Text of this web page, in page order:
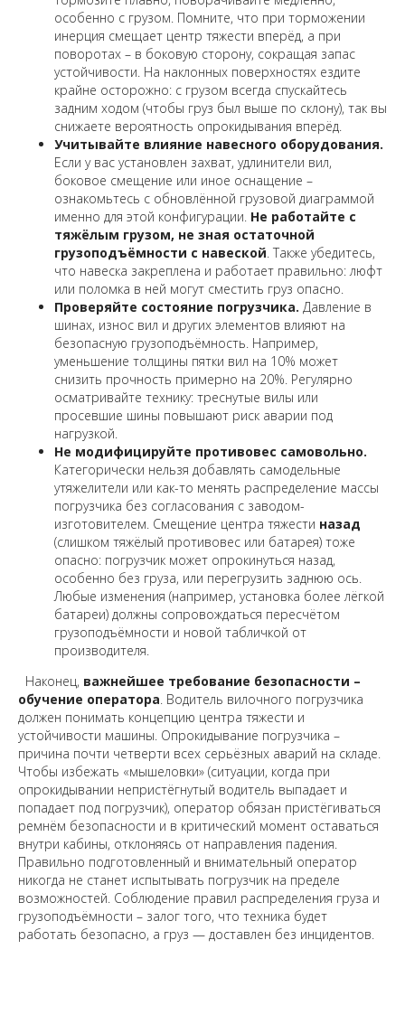
особенно с грузом. Помните, что при торможении
инерция смещает центр тяжести вперёд, а при
поворотах – в боковую сторону, сокращая запас
устойчивости. На наклонных поверхностях ездите
крайне осторожно: с грузом всегда спускайтесь
задним ходом (чтобы груз был выше по склону), так вы
снижаете вероятность опрокидывания вперёд.
Учитывайте влияние навесного оборудования.
Если у вас установлен захват, удлинители вил,
боковое смещение или иное оснащение –
ознакомьтесь с обновлённой грузовой диаграммой
именно для этой конфигурации. Не работайте с
тяжёлым грузом, не зная остаточной
грузоподъёмности с навеской . Также убедитесь,
что навеска закреплена и работает правильно: люфт
или поломка в ней могут сместить груз опасно.
Проверяйте состояние погрузчика. Давление в
шинах, износ вил и других элементов влияют на
безопасную грузоподъёмность. Например,
уменьшение толщины пятки вил на 10% может
снизить прочность примерно на 20%. Регулярно
осматривайте технику: треснутые вилы или
просевшие шины повышают риск аварии под
нагрузкой.
Не модифицируйте противовес самовольно.
Категорически нельзя добавлять самодельные
утяжелители или как-то менять распределение массы
погрузчика без согласования с заводом-
изготовителем. Смещение центра тяжести назад
(слишком тяжёлый противовес или батарея) тоже
опасно: погрузчик может опрокинуться назад,
особенно без груза, или перегрузить заднюю ось.
Любые изменения (например, установка более лёгкой
батареи) должны сопровождаться пересчётом
грузоподъёмности и новой табличкой от
производителя.
Наконец, важнейшее требование безопасности –
обучение оператора . Водитель вилочного погрузчика
должен понимать концепцию центра тяжести и
устойчивости машины. Опрокидывание погрузчика –
причина почти четверти всех серьёзных аварий на складе.
Чтобы избежать «мышеловки» (ситуации, когда при
опрокидывании непристёгнутый водитель выпадает и
попадает под погрузчик), оператор обязан пристёгиваться
ремнём безопасности и в критический момент оставаться
внутри кабины, отклоняясь от направления падения.
Правильно подготовленный и внимательный оператор
никогда не станет испытывать погрузчик на пределе
возможностей. Соблюдение правил распределения груза и
грузоподъёмности – залог того, что техника будет
работать безопасно, а груз — доставлен без инцидентов.